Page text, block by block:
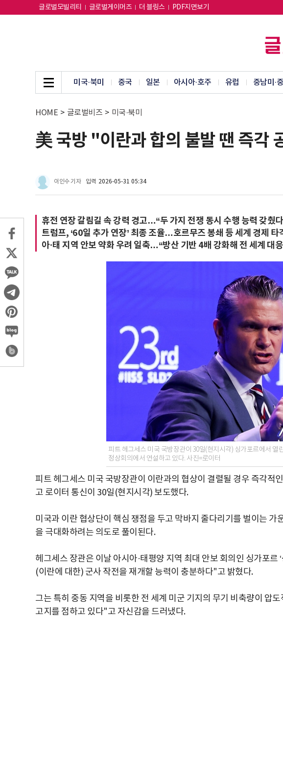
글로벌모빌리티 글로벌게이머즈 더 블링스 PDF지면보기
미국·북미 중국 일본 아시아·호주 유럽 중남미·
HOME > 글로벌비즈 > 미국·북미
美 국방 "이란과 합의 불발 땐 즉각
이인수 기자 입력 2026-05-31 05:34
휴전 연장 갈림길 속 강력 경고…“두 가지 전쟁 동시 수행 능력 갖췄
트럼프, ‘60일 추가 연장’ 최종 조율…호르무즈 봉쇄 등 세계 경제 타
아·태 지역 안보 약화 우려 일축…“방산 기반 4배 강화해 전 세계 대
피트 헤그세스 미국 국방장관이 30일(현지시각) 싱가포르에서 열
정상회의에서 연설하고 있다. 사진=로이터
피트 헤그세스 미국 국방장관이 이란과의 협상이 결렬될 경우 즉각적
고 로이터 통신이 30일(현지시각) 보도했다.
미국과 이란 협상단이 핵심 쟁점을 두고 막바지 줄다리기를 벌이는 가
을 극대화하려는 의도로 풀이된다.
헤그세스 장관은 이날 아시아·태평양 지역 최대 안보 회의인 싱가포르
(이란에 대한) 군사 작전을 재개할 능력이 충분하다"고 밝혔다.
그는 특히 중동 지역을 비롯한 전 세계 미군 기지의 무기 비축량이 압
고지를 점하고 있다"고 자신감을 드러냈다.